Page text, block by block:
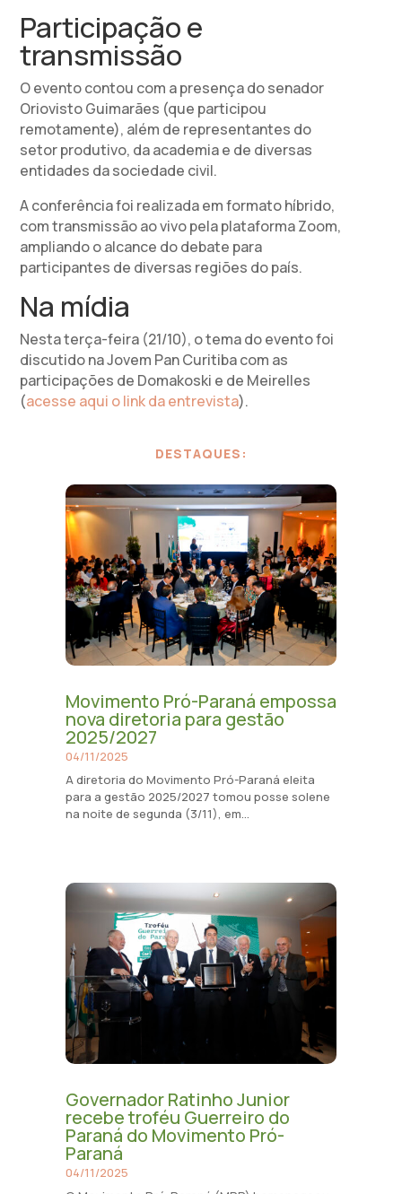
Participação e
transmissão
O evento contou com a presença do senador
Oriovisto Guimarães (que participou
remotamente), além de representantes do
setor produtivo, da academia e de diversas
entidades da sociedade civil.
A conferência foi realizada em formato híbrido,
com transmissão ao vivo pela plataforma Zoom,
ampliando o alcance do debate para
participantes de diversas regiões do país.
Na mídia
Nesta terça-feira (21/10), o tema do evento foi
discutido na Jovem Pan Curitiba com as
participações de Domakoski e de Meirelles
(acesse aqui o link da entrevista).
DESTAQUES:
Movimento Pró-Paraná empossa
nova diretoria para gestão
2025/2027
04/11/2025
A diretoria do Movimento Pró-Paraná eleita
para a gestão 2025/2027 tomou posse solene
na noite de segunda (3/11), em...
Governador Ratinho Junior
recebe troféu Guerreiro do
Paraná do Movimento Pró-
Paraná
04/11/2025